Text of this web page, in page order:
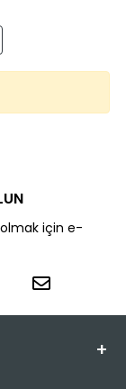
için e-